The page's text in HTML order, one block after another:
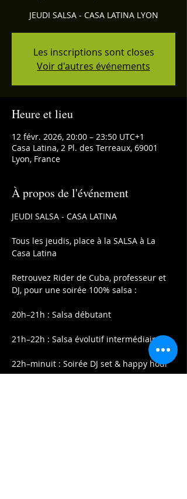
JEUDI SALSA - CASA LATINA LYON
Les inscriptions sont closes
Voir d'autres événements
Heure et lieu
12 févr. 2026, 20:00 – 23:50 UTC+1
Casa Latina, 2 Pl. des Terreaux, 69001
Lyon, France
À propos de l'événement
JEUDI SALSA - CASA LATINA
Tous les jeudis, place à la SALSA à La
Casa Latina
Retrouvez Rider de Cuba, professeur et
DJ, pour une soirée 100% salsa :
20h–21h : Salsa débutant
21h–22h : Salsa évolutif intermédiaire
22h–minuit : Soirée DJ set & happy hour